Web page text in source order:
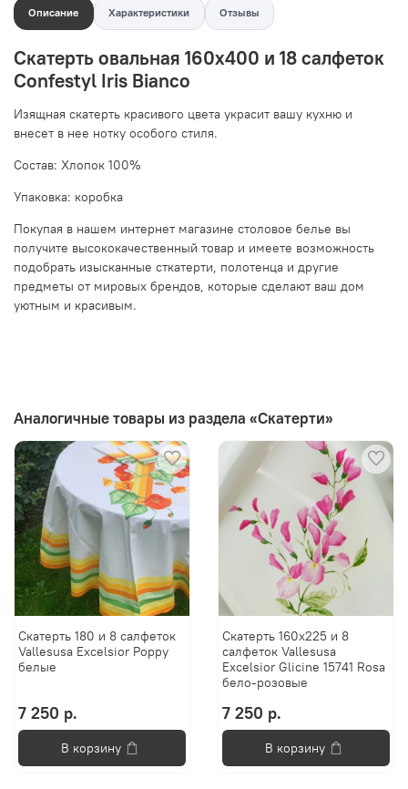
Описание Характеристики Отзывы
Скатерть овальная 160x400 и 18 салфеток
Confestyl Iris Bianco
Изящная скатерть красивого цвета украсит вашу кухню и
внесет в нее нотку особого стиля.
Состав: Хлопок 100%
Упаковка: коробка
Покупая в нашем интернет магазине столовое белье вы
получите высококачественный товар и имеете возможность
подобрать изысканные сткатерти, полотенца и другие
предметы от мировых брендов, которые сделают ваш дом
уютным и красивым.
Аналогичные товары из раздела «Скатерти»
Скатерть 180 и 8 салфеток
Vallesusa Excelsior Poppy
белые
7 250 р.
В корзину
Скатерть 160х225 и 8
салфеток Vallesusa
Excelsior Glicine 15741 Rosa
бело-розовые
7 250 р.
В корзину